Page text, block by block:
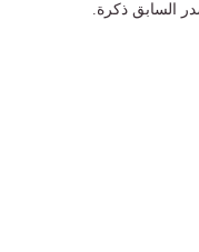
السابق ذكرة.